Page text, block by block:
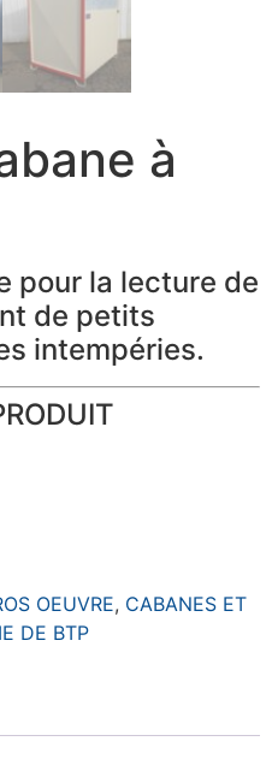
à
pour la lecture de
de petits
intempéries.
OEUVRE, CABANES ET
DE BTP